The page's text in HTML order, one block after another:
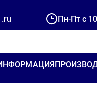
Пн-Пт с